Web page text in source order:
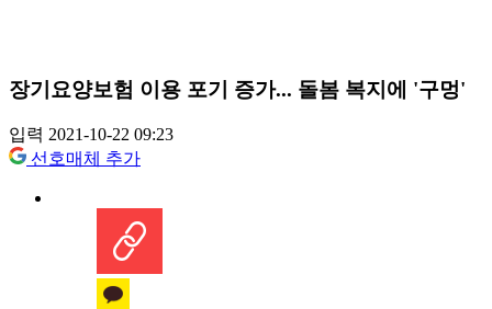
장기요양보험 이용 포기 증가... 돌봄 복지에 '구멍'
입력 2021-10-22 09:23
선호매체 추가